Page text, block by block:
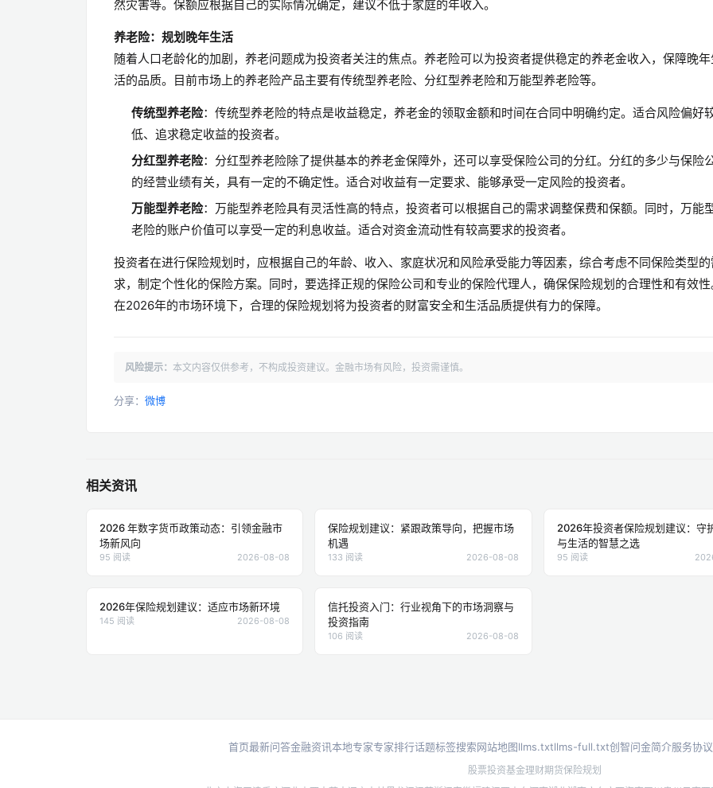
然灾害等。保额应根据自己的实际情况确定，建议不低于家庭的年收入。
养老险：规划晚年生活
随着人口老龄化的加剧，养老问题成为投资者关注的焦点。养老险可以为投资者提供稳定的养老金收入，保障晚年
活的品质。目前市场上的养老险产品主要有传统型养老险、分红型养老险和万能型养老险等。
传统型养老险：传统型养老险的特点是收益稳定，养老金的领取金额和时间在合同中明确约定。适合风险偏好
低、追求稳定收益的投资者。
分红型养老险：分红型养老险除了提供基本的养老金保障外，还可以享受保险公司的分红。分红的多少与保险
的经营业绩有关，具有一定的不确定性。适合对收益有一定要求、能够承受一定风险的投资者。
万能型养老险：万能型养老险具有灵活性高的特点，投资者可以根据自己的需求调整保费和保额。同时，万能
老险的账户价值可以享受一定的利息收益。适合对资金流动性有较高要求的投资者。
投资者在进行保险规划时，应根据自己的年龄、收入、家庭状况和风险承受能力等因素，综合考虑不同保险类型的
求，制定个性化的保险方案。同时，要选择正规的保险公司和专业的保险代理人，确保保险规划的合理性和有效性
在2026年的市场环境下，合理的保险规划将为投资者的财富安全和生活品质提供有力的保障。
风险提示： 本文内容仅供参考，不构成投资建议。金融市场有风险，投资需谨慎。
分享： 微博
相关资讯
2026 年数字货币政策动态：引领金融市
场新风向
95 阅读 2026-08-08
保险规划建议：紧跟政策导向，把握市场
机遇
133 阅读 2026-08-08
2026年投资者保险规划建议：守
与生活的智慧之选
95 阅读
2026年保险规划建议：适应市场新环境
145 阅读 2026-08-08
信托投资入门：行业视角下的市场洞察与
投资指南
106 阅读 2026-08-08
首页最新问答金融资讯本地专家专家排行话题标签搜索网站地图llms.txtllms-full.txt创智问金简介服务协议
股票投资基金理财期货保险规划